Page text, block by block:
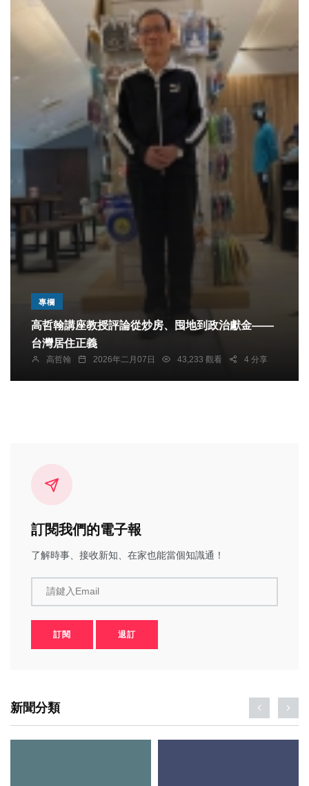
專欄
高哲翰講座教授評論從炒房、囤地到政治獻金——
台灣居住正義
高哲翰 2026年二月07日 43,233 觀看 4 分享
訂閱我們的電子報
了解時事、接收新知、在家也能當個知識通！
請鍵入Email
訂閱 退訂
新聞分類